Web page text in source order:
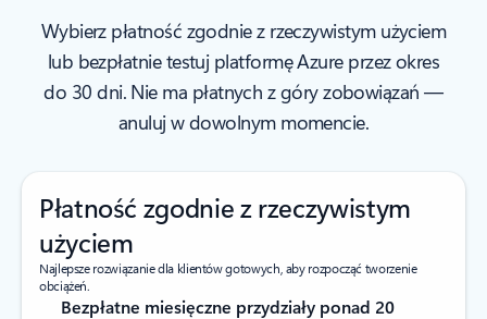
Wybierz płatność zgodnie z rzeczywistym użyciem
lub bezpłatnie testuj platformę Azure przez okres
do 30 dni. Nie ma płatnych z góry zobowiązań —
anuluj w dowolnym momencie.
Płatność zgodnie z rzeczywistym
użyciem
Najlepsze rozwiązanie dla klientów gotowych, aby rozpocząć tworzenie
obciążeń.
Bezpłatne miesięczne przydziały ponad 20